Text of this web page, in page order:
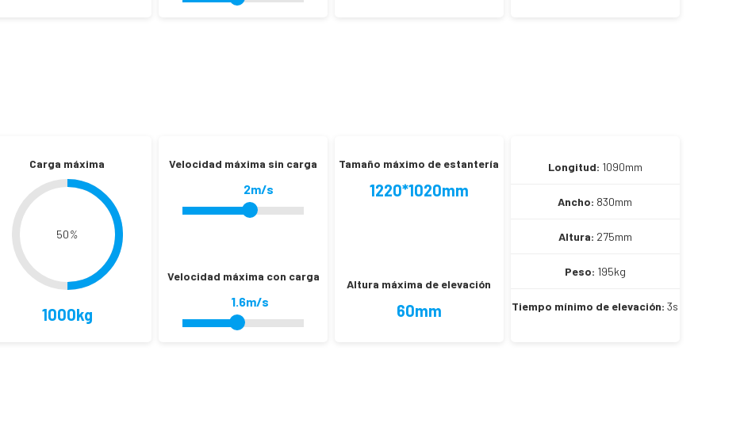
Carga máxima
50%
1000kg
Velocidad máxima sin carga
2m/s
Velocidad máxima con carga
1.6m/s
Tamaño máximo de estantería
1220*1020mm
Altura máxima de elevación
60mm
Longitud: 1090mm
Ancho: 830mm
Altura: 275mm
Peso: 195kg
Tiempo mínimo de elevación:3s